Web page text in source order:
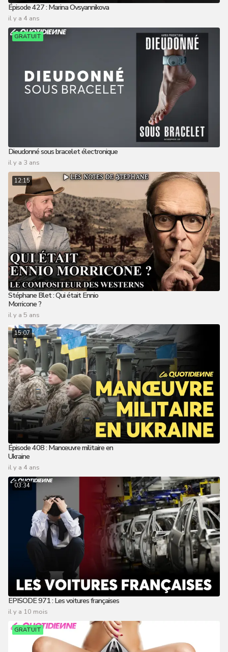
Épisode 427 : Marina Ovsyannikova
il y a 4 ans
GRATUIT
Dieudonné sous bracelet électronique
il y a 3 ans
12:15
Stéphane Blet : Qui était Ennio
Morricone ?
il y a 5 ans
15:07
Épisode 408 : Manœuvre militaire en
Ukraine
il y a 4 ans
03:34
EPISODE 971 : Les voitures françaises
il y a 10 mois
GRATUIT